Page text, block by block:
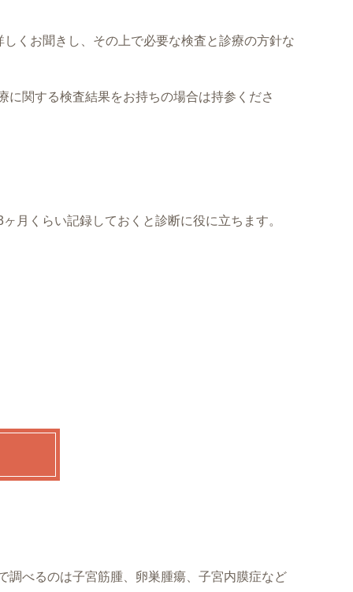
くお聞きし、その上で必要な検査と診療の方針な
関する検査結果をお持ちの場合は持参くださ
月くらい記録しておくと診断に役に立ちます。
調べるのは子宮筋腫、卵巣腫瘍、子宮内膜症など